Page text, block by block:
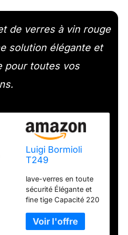
de verres à vin rouge
solution élégante et
pour toutes vos
Luigi Bormioli
T249
Verres à vin
rouge, 220 ml
(lot de 24)
lave-verres en toute
sécurité Élégante et
fine tige Capacité 220